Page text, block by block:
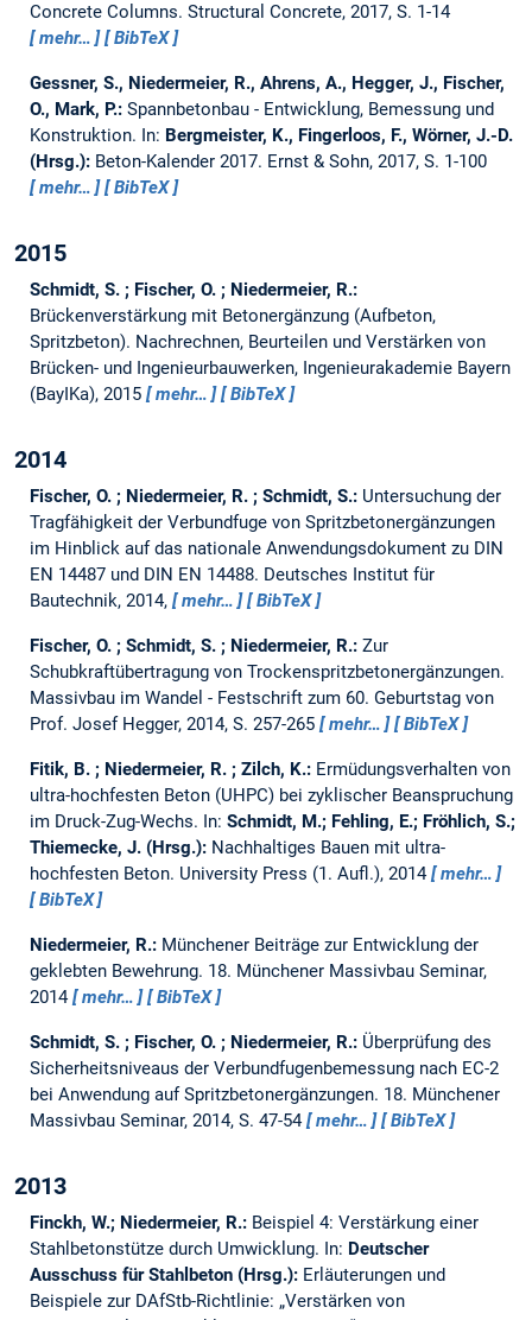
Concrete Columns. Structural Concrete, 2017, S. 1-14
mehr…
BibTeX
Gessner, S., Niedermeier, R., Ahrens, A., Hegger, J., Fischer,
O., Mark, P.: Spannbetonbau - Entwicklung, Bemessung und
Konstruktion. In: Bergmeister, K., Fingerloos, F., Wörner, J.-D.
(Hrsg.): Beton-Kalender 2017. Ernst & Sohn, 2017, S. 1-100
mehr…
BibTeX
2015
Schmidt, S. ; Fischer, O. ; Niedermeier, R.:
Brückenverstärkung mit Betonergänzung (Aufbeton,
Spritzbeton). Nachrechnen, Beurteilen und Verstärken von
Brücken- und Ingenieurbauwerken, Ingenieurakademie Bayern
(BayIKa), 2015
mehr… BibTeX
2014
Fischer, O. ; Niedermeier, R. ; Schmidt, S.: Untersuchung der
Tragfähigkeit der Verbundfuge von Spritzbetonergänzungen
im Hinblick auf das nationale Anwendungsdokument zu DIN
EN 14487 und DIN EN 14488. Deutsches Institut für
Bautechnik, 2014,
mehr… BibTeX
Fischer, O. ; Schmidt, S. ; Niedermeier, R.: Zur
Schubkraftübertragung von Trockenspritzbetonergänzungen.
Massivbau im Wandel - Festschrift zum 60. Geburtstag von
Prof. Josef Hegger, 2014, S. 257-265
mehr… BibTeX
Fitik, B. ; Niedermeier, R. ; Zilch, K.: Ermüdungsverhalten von
ultra-hochfesten Beton (UHPC) bei zyklischer Beanspruchung
im Druck-Zug-Wechs. In: Schmidt, M.; Fehling, E.; Fröhlich, S.;
Thiemecke, J. (Hrsg.): Nachhaltiges Bauen mit ultra-
hochfesten Beton. University Press (1. Aufl.), 2014
mehr…
BibTeX
Niedermeier, R.: Münchener Beiträge zur Entwicklung der
geklebten Bewehrung. 18. Münchener Massivbau Seminar,
2014
mehr… BibTeX
Schmidt, S. ; Fischer, O. ; Niedermeier, R.: Überprüfung des
Sicherheitsniveaus der Verbundfugenbemessung nach EC-2
bei Anwendung auf Spritzbetonergänzungen. 18. Münchener
Massivbau Seminar, 2014, S. 47-54
mehr… BibTeX
2013
Finckh, W.; Niedermeier, R.: Beispiel 4: Verstärkung einer
Stahlbetonstütze durch Umwicklung. In: Deutscher
Ausschuss für Stahlbeton (Hrsg.): Erläuterungen und
Beispiele zur DAfStb-Richtlinie: „Verstärken von